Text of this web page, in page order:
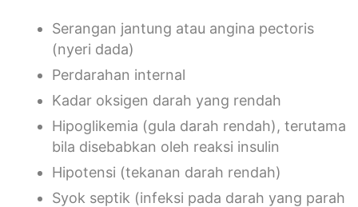
Serangan jantung atau angina pectoris
(nyeri dada)
Perdarahan internal
Kadar oksigen darah yang rendah
Hipoglikemia (gula darah rendah), terutama
bila disebabkan oleh reaksi insulin
Hipotensi (tekanan darah rendah)
Syok septik (infeksi pada darah yang parah